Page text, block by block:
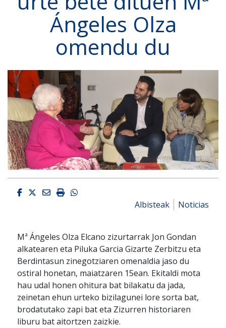
Ángeles Olza
omendu du
Facebook
Twitter
EmailImprimirWhatsapp
Albisteak
Noticias
Mª Ángeles Olza Elcano zizurtarrak Jon Gondan
alkatearen eta Piluka Garcia Gizarte Zerbitzu eta
Berdintasun zinegotziaren omenaldia jaso du
ostiral honetan, maiatzaren 15ean. Ekitaldi mota
hau udal honen ohitura bat bilakatu da jada,
zeinetan ehun urteko bizilagunei lore sorta bat,
brodatutako zapi bat eta Zizurren historiaren
liburu bat aitortzen zaizkie.